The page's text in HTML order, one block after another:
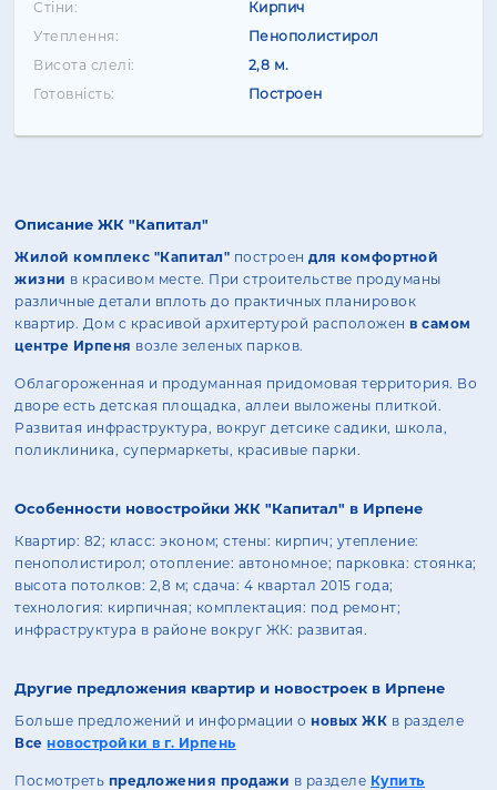
Стіни:
Кирпич
Утеплення:
Пенополистирол
Висота слелі:
2,8 м.
Готовність:
Построен
Описание ЖК "Капитал"
Жилой комплекс "Капитал" построендля комфортной
жизни в красивом месте. При строительстве продуманы
различные детали вплоть до практичных планировок
квартир. Дом с красивой архитертурой расположенв самом
центре Ирпеня возле зеленых парков.
Облагороженная и продуманная придомовая территория. Во
дворе есть детская площадка, аллеи выложены плиткой.
Развитая инфраструктура, вокруг детсике садики, школа,
поликлиника, супермаркеты, красивые парки.
Особенности новостройки ЖК "Капитал" в Ирпене
Квартир: 82; класс: эконом; стены: кирпич; утепление:
пенополистирол; отопление: автономное; парковка: стоянка;
высота потолков: 2,8 м; сдача: 4 квартал 2015 года;
технология: кирпичная; комплектация: под ремонт;
инфраструктура в районе вокруг ЖК: развитая.
Другие предложения квартир и новостроек в Ирпене
Больше предложений и информации оновых ЖК в разделе
Всеновостройки в г. Ирпень
Посмотреть предложения продажи в разделе Купить